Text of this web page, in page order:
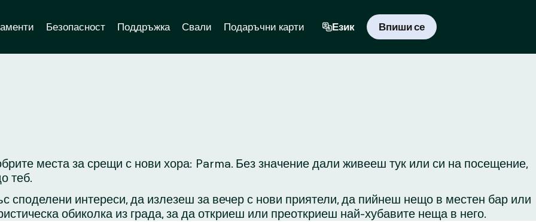
Безопасност Поддръжка Свали Подаръчни карти Език Впиши се
места за срещи с нови хора: Parma. Без значение дали живееш тук или си на посещение,
теб.
интереси, да излезеш за вечер с нови приятели, да пийнеш нещо в местен бар или
обиколка из града, за да откриеш или преоткриеш най-хубавите неща в него.